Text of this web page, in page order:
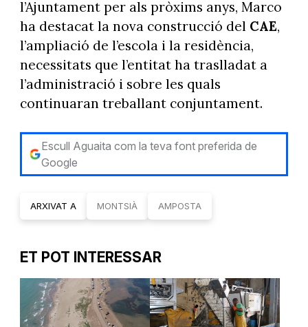
l’Ajuntament per als pròxims anys, Marco
ha destacat la nova construcció del CAE,
l’ampliació de l’escola i la residència,
necessitats que l’entitat ha traslladat a
l’administració i sobre les quals
continuaran treballant conjuntament.
Escull Aguaita com la teva font preferida de
Google
ARXIVAT A MONTSIÀ AMPOSTA
ET POT INTERESSAR